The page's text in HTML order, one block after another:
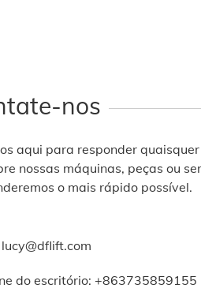
nos
aqui para responder
nossas máquinas, peças ou
o mais rápido possível.
lucy@dflift.com
do escritório: +863735859155